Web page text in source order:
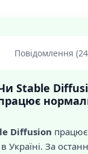
Повідомлення
Stable
Diffusion працює
Україні. За